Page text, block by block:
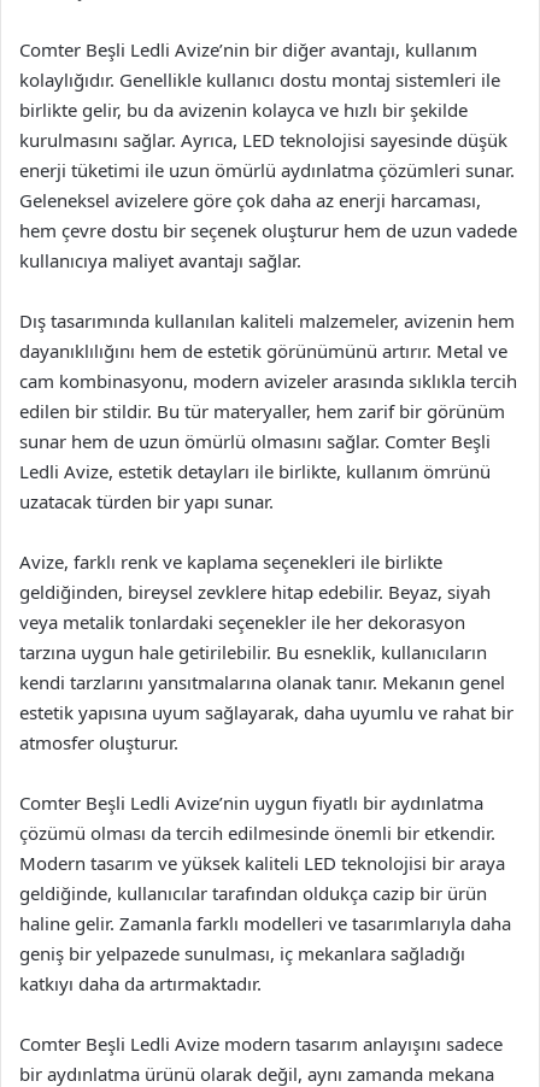
Comter Beşli Ledli Avize’nin bir diğer avantajı, kullanım
kolaylığıdır. Genellikle kullanıcı dostu montaj sistemleri ile
birlikte gelir, bu da avizenin kolayca ve hızlı bir şekilde
kurulmasını sağlar. Ayrıca, LED teknolojisi sayesinde düşük
enerji tüketimi ile uzun ömürlü aydınlatma çözümleri sunar.
Geleneksel avizelere göre çok daha az enerji harcaması,
hem çevre dostu bir seçenek oluşturur hem de uzun vadede
kullanıcıya maliyet avantajı sağlar.
Dış tasarımında kullanılan kaliteli malzemeler, avizenin hem
dayanıklılığını hem de estetik görünümünü artırır. Metal ve
cam kombinasyonu, modern avizeler arasında sıklıkla tercih
edilen bir stildir. Bu tür materyaller, hem zarif bir görünüm
sunar hem de uzun ömürlü olmasını sağlar. Comter Beşli
Ledli Avize, estetik detayları ile birlikte, kullanım ömrünü
uzatacak türden bir yapı sunar.
Avize, farklı renk ve kaplama seçenekleri ile birlikte
geldiğinden, bireysel zevklere hitap edebilir. Beyaz, siyah
veya metalik tonlardaki seçenekler ile her dekorasyon
tarzına uygun hale getirilebilir. Bu esneklik, kullanıcıların
kendi tarzlarını yansıtmalarına olanak tanır. Mekanın genel
estetik yapısına uyum sağlayarak, daha uyumlu ve rahat bir
atmosfer oluşturur.
Comter Beşli Ledli Avize’nin uygun fiyatlı bir aydınlatma
çözümü olması da tercih edilmesinde önemli bir etkendir.
Modern tasarım ve yüksek kaliteli LED teknolojisi bir araya
geldiğinde, kullanıcılar tarafından oldukça cazip bir ürün
haline gelir. Zamanla farklı modelleri ve tasarımlarıyla daha
geniş bir yelpazede sunulması, iç mekanlara sağladığı
katkıyı daha da artırmaktadır.
Comter Beşli Ledli Avize modern tasarım anlayışını sadece
bir aydınlatma ürünü olarak değil, aynı zamanda mekana